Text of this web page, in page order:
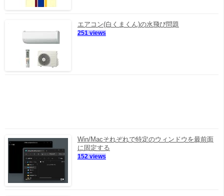
エアコン(白くまくん)の水飛び問題
251 views
Win/Macそれぞれで特定のウィンドウを最前面
に固定する
152 views